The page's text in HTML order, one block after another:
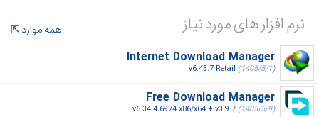
نرم افزار های مورد نیاز
همه موارد
Internet Download Manager
v6.43.7 Retail (1405/5/1)
Free Download Manager
v6.34.4.6974 x86/x64 + v3.9.7 (1405/5/9)